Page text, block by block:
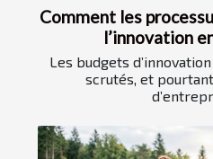
Comment les
l’innovation
Les budgets
scrutés, et